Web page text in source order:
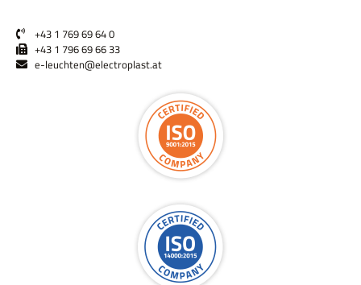
+43 1 769 69 64 0
+43 1 796 69 66 33
e-leuchten@electroplast.at